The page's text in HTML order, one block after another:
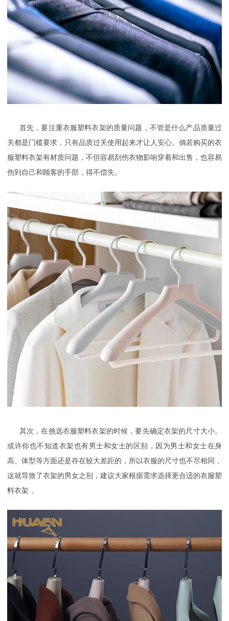
首先，要注重衣服塑料衣架的质量问题，不管是什么产品质量过
关都是门槛要求，只有品质过关使用起来才让人安心。倘若购买的衣
服塑料衣架有材质问题，不但容易刮伤衣物影响穿着和出售，也容易
伤到自己和顾客的手部，得不偿失。
其次，在挑选衣服塑料衣架的时候，要先确定衣架的尺寸大小。
或许你也不知道衣架也有男士和女士的区别，因为男士和女士在身
高、体型等方面还是存在较大差距的，所以衣服的尺寸也不尽相同，
这就导致了衣架的男女之别，建议大家根据需求选择更合适的衣服塑
料衣架 。